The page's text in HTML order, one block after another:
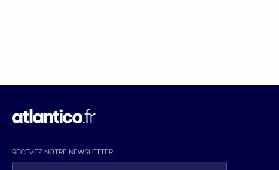
RECEVEZ NOTRE NEWSLETTER